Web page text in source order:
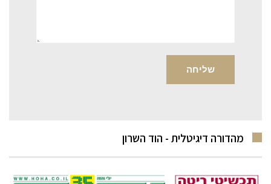
מהדורה דיגיטלית - הוד השרון